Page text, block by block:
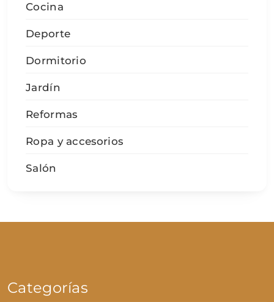
Cocina
Deporte
Dormitorio
Jardín
Reformas
Ropa y accesorios
Salón
Categorías